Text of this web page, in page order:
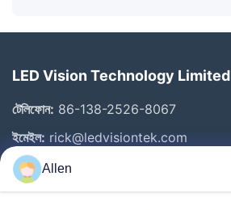
LED Vision Technology Limited
টেলিফোন: 86-138-2526-8067
ইমেইল: rick@ledvisiontek.com
গুরুত্বপূর্ণ সংযোগ
Allen